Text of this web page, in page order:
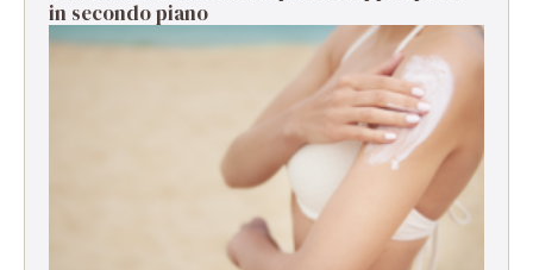
in secondo piano